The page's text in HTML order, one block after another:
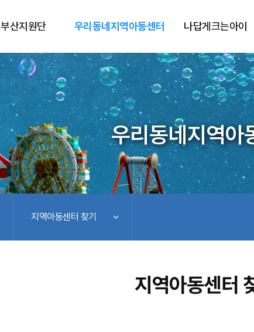
부산지원단 우리동네지역아동센터 나답게크는아이
우리동네지역아
지역아동센터 찾기
지역아동센터